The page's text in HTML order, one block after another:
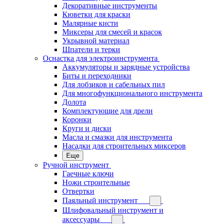
Декоративные инструменты
Кюветки для краски
Малярные кисти
Миксеры для смесей и красок
Укрывной материал
Шпатели и терки
Оснастка для электроинструмента
Аккумуляторы и зарядные устройства
Биты и переходники
Для лобзиков и сабельных пил
Для многофункционального инструмента
Долота
Комплектующие для дрели
Коронки
Круги и диски
Масла и смазки для инструмента
Насадки для строительных миксеров
Еще
Ручной инструмент
Гаечные ключи
Ножи строительные
Отвертки
Паяльный инструмент
Шлифовальный инструмент и
аксессуары